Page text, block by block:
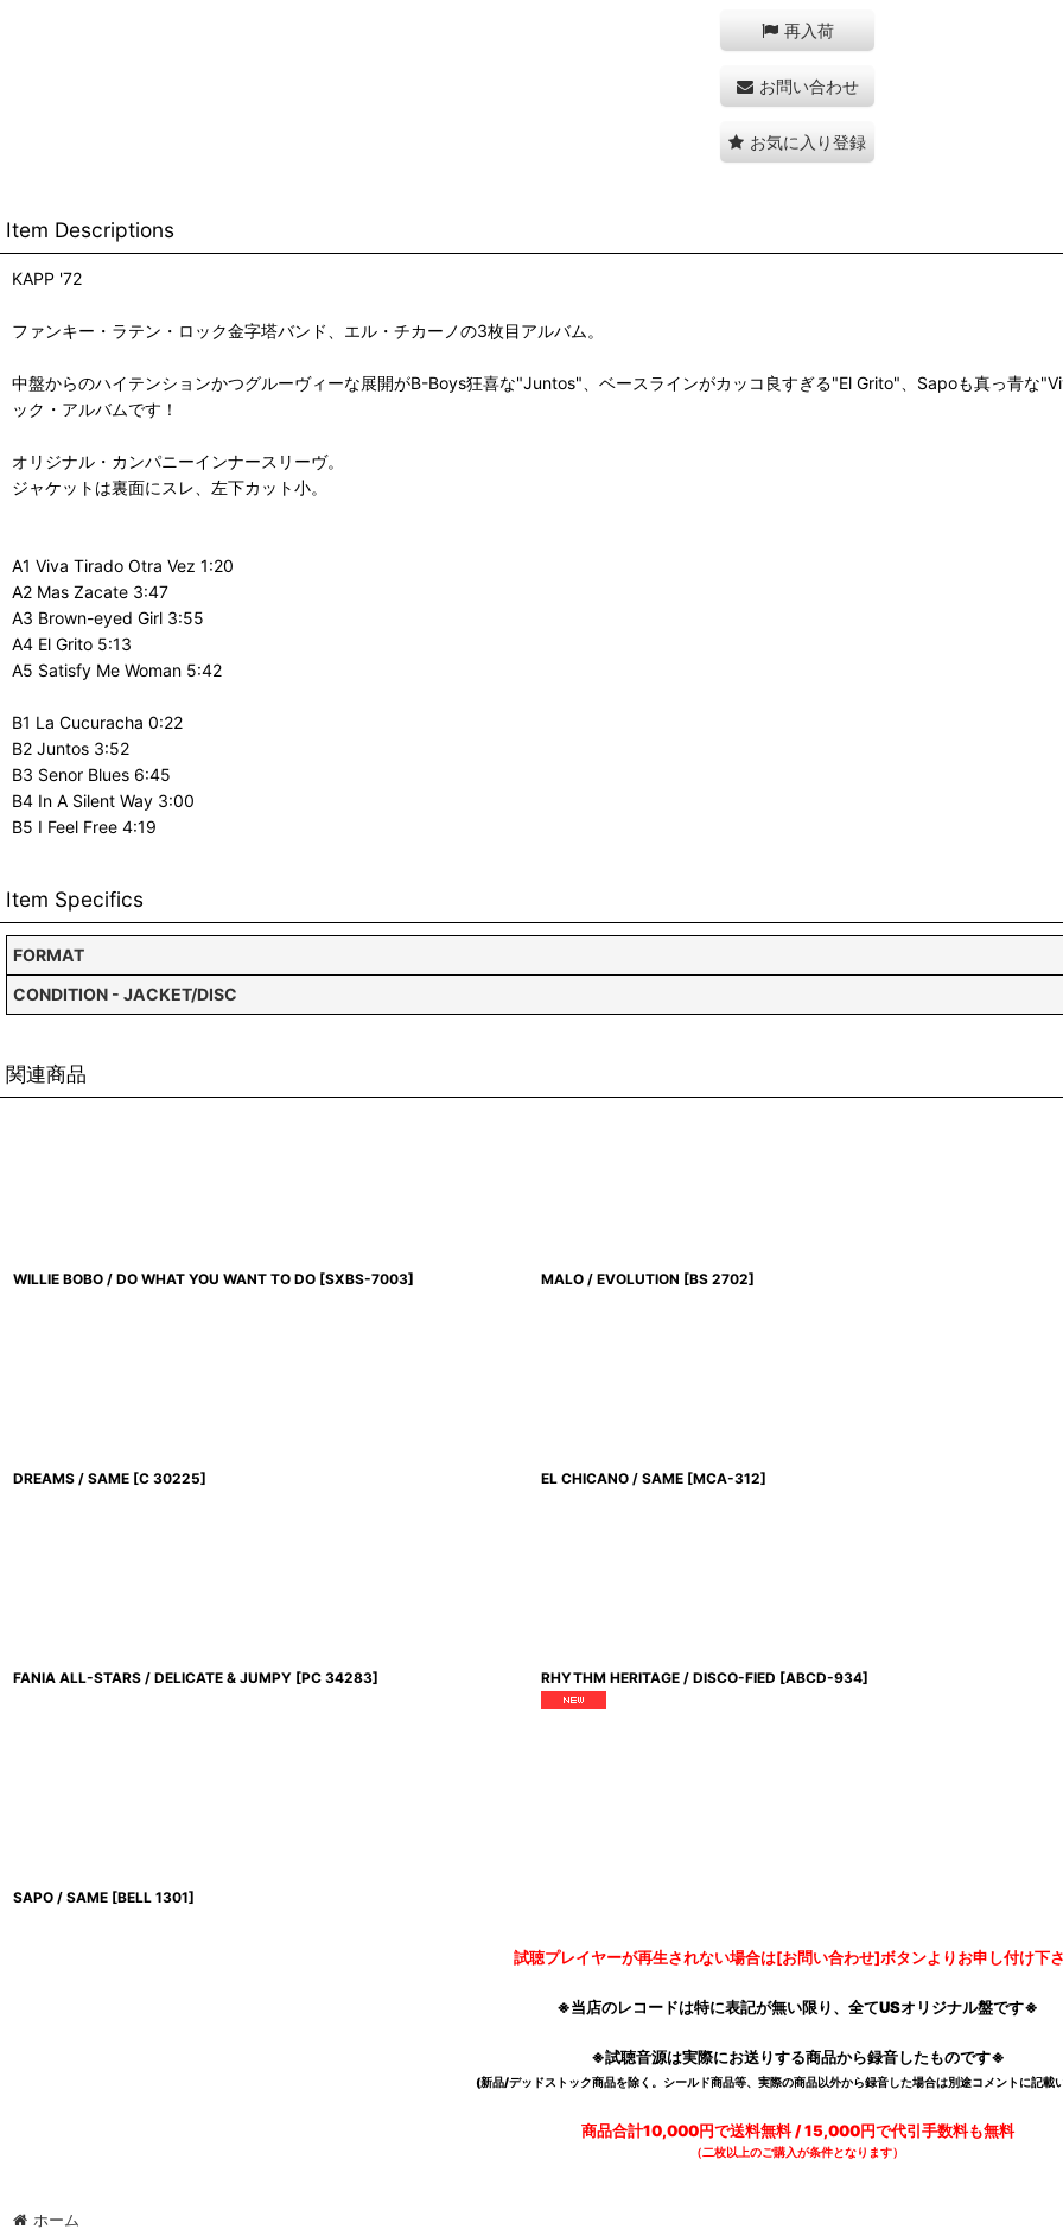
再入荷
お問い合わせ
お気に入り登録
Item Descriptions
KAPP '72
ファンキー・ラテン・ロック金字塔バンド、エル・チカーノの3枚目アルバム。
中盤からのハイテンションかつグルーヴィーな展開がB-Boys狂喜な"Juntos"、ベースラインがカッコ良すぎる"El Grito"、Sapoも真っ青な
ック・アルバムです！
オリジナル・カンパニーインナースリーヴ。
ジャケットは裏面にスレ、左下カット小。
A1 Viva Tirado Otra Vez 1:20
A2 Mas Zacate 3:47
A3 Brown-eyed Girl 3:55
A4 El Grito 5:13
A5 Satisfy Me Woman 5:42
B1 La Cucuracha 0:22
B2 Juntos 3:52
B3 Senor Blues 6:45
B4 In A Silent Way 3:00
B5 I Feel Free 4:19
Item Specifics
FORMAT
CONDITION - JACKET/DISC
関連商品
WILLIE BOBO / DO WHAT YOU WANT TO DO [SXBS-7003] MALO / EVOLUTION [BS 2702]
DREAMS / SAME [C 30225] EL CHICANO / SAME [MCA-312]
FANIA ALL-STARS / DELICATE & JUMPY [PC 34283] RHYTHM HERITAGE / DISCO-FIED [ABCD-934]
SAPO / SAME [BELL 1301]
試聴プレイヤーが再生されない場合は[お問い合わせ]ボタンよりお申し付け下
※当店のレコードは特に表記が無い限り、全てUSオリジナル盤です※
※試聴音源は実際にお送りする商品から録音したものです※
(新品/デッドストック商品を除く。シールド商品等、実際の商品以外から録音した場合は別途コメントに記載
商品合計10,000円で送料無料 / 15,000円で代引手数料も無料
（二枚以上のご購入が条件となります）
ホーム